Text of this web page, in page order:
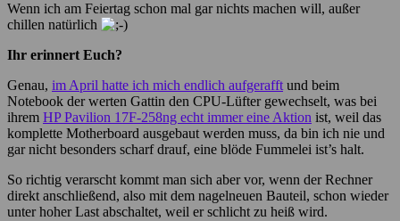
Wenn ich am Feiertag schon mal gar nichts machen will, außer
chillen natürlich
Ihr erinnert Euch?
Genau, im April hatte ich mich endlich aufgerafft und beim
Notebook der werten Gattin den CPU-Lüfter gewechselt, was bei
ihrem HP Pavilion 17F-258ng echt immer eine Aktion ist, weil das
komplette Motherboard ausgebaut werden muss, da bin ich nie und
gar nicht besonders scharf drauf, eine blöde Fummelei ist’s halt.
So richtig verarscht kommt man sich aber vor, wenn der Rechner
direkt anschließend, also mit dem nagelneuen Bauteil, schon wieder
unter hoher Last abschaltet, weil er schlicht zu heiß wird.